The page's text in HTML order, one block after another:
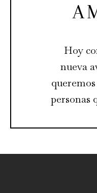
Hoy
nueva
personas